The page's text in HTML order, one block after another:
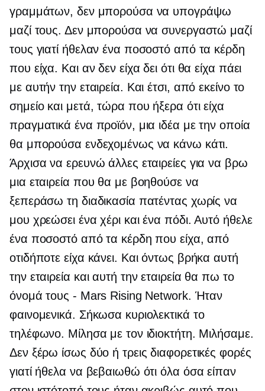
γραμμάτων, δεν μπορούσα να υπογράψω
μαζί τους. Δεν μπορούσα να συνεργαστώ μαζί
τους γιατί ήθελαν ένα ποσοστό από τα κέρδη
που είχα. Και αν δεν είχα δει ότι θα είχα πάει
με αυτήν την εταιρεία. Και έτσι, από εκείνο το
σημείο και μετά, τώρα που ήξερα ότι είχα
πραγματικά ένα προϊόν, μια ιδέα με την οποία
θα μπορούσα ενδεχομένως να κάνω κάτι.
Άρχισα να ερευνώ άλλες εταιρείες για να βρω
μια εταιρεία που θα με βοηθούσε να
ξεπεράσω τη διαδικασία πατέντας χωρίς να
μου χρεώσει ένα χέρι και ένα πόδι. Αυτό ήθελε
ένα ποσοστό από τα κέρδη που είχα, από
οτιδήποτε είχα κάνει. Και όντως βρήκα αυτή
την εταιρεία και αυτή την εταιρεία θα πω το
όνομά τους - Mars Rising Network. Ήταν
φαινομενικά. Σήκωσα κυριολεκτικά το
τηλέφωνο. Μίλησα με τον ιδιοκτήτη. Μιλήσαμε.
Δεν ξέρω ίσως δύο ή τρεις διαφορετικές φορές
γιατί ήθελα να βεβαιωθώ ότι όλα όσα είπαν